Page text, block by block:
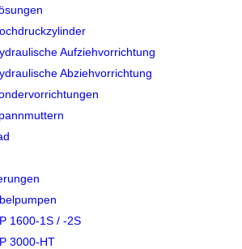
Aufziehvorrichtung
Abziehvorrichtung
1600-1S / -2S
3000-HT